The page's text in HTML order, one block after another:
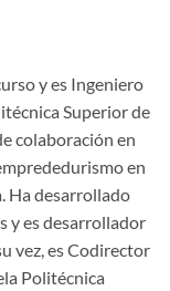
y es Ingeniero
Superior de
colaboración en
en
Ha desarrollado
y es desarrollador
vez, es Codirector
Politécnica